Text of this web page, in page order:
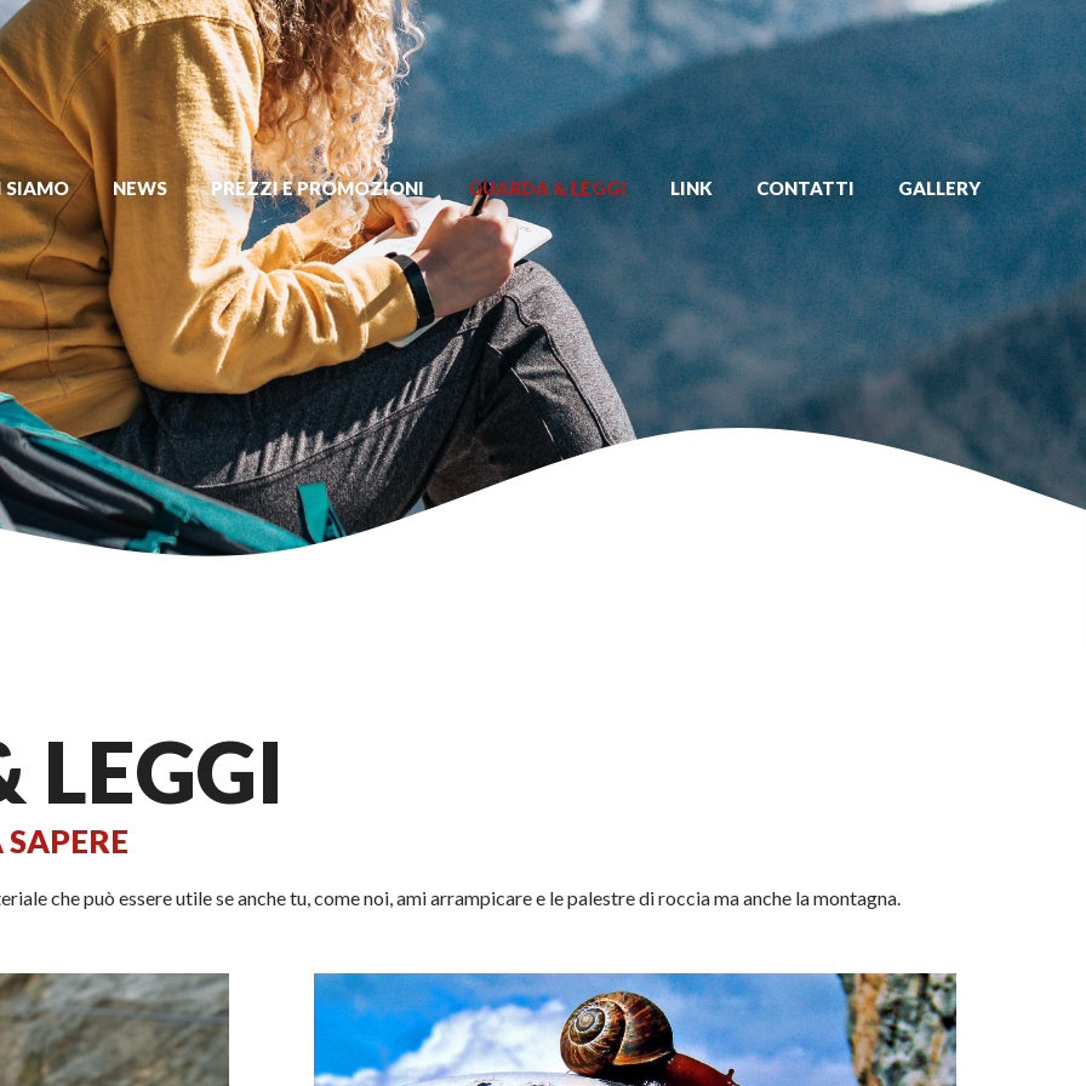
SIAMO NEWS PREZZI E PROMOZIONI GUARDA & LEGGI LINK CONTATTI GALLERY
LEGGI
che può essere utile se anche tu, come noi, ami arrampicare e le palestre di roccia ma anche la montagna.